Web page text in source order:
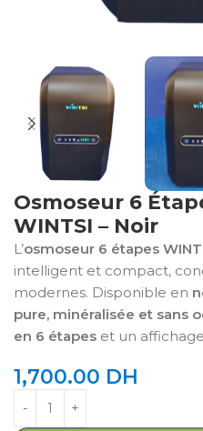
Osmoseur 6
WINTSI – Noir
L’osmoseur 6 étapes
intelligent et compact,
modernes. Disponible en
pure, minéralisée et sans
en 6 étapes et un
1,700.00 DH